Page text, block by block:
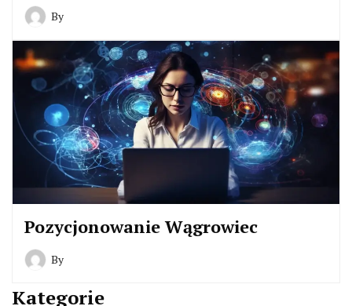
By
Pozycjonowanie Wągrowiec
By
Kategorie